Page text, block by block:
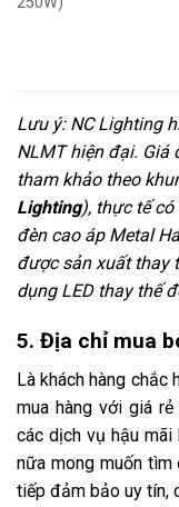
Lưu ý: NC Lighting
NLMT hiện đại. Giá
tham khảo theo
Lighting), thực tế
đèn cao áp Metal
được sản xuất thay
dụng LED thay thế
5. Địa chỉ mua
Là khách hàng chắc
mua hàng với giá
các dịch vụ hậu mãi
nữa mong muốn
tiếp đảm bảo uy tín,